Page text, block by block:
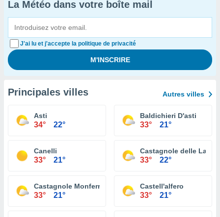
La Météo dans votre boîte mail
J'ai lu et j'accepte la politique de privacité
Principales villes Autres villes
Asti
34° 22°
Baldichieri D'asti
33° 21°
Canelli
33° 21°
Castagnole delle Lanze
33° 22°
Castagnole Monferrato
33° 21°
Castell'alfero
33° 21°